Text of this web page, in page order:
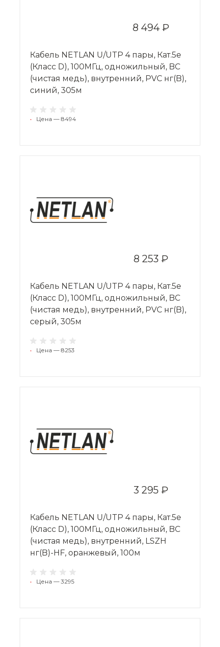
8 494 ₽
Кабель NETLAN U/UTP 4 пары, Кат.5e
(Класс D), 100МГц, одножильный, BC
(чистая медь), внутренний, PVC нг(B),
синий, 305м
• Цена — 8494
8 253 ₽
Кабель NETLAN U/UTP 4 пары, Кат.5e
(Класс D), 100МГц, одножильный, BC
(чистая медь), внутренний, PVC нг(B),
серый, 305м
• Цена — 8253
3 295 ₽
Кабель NETLAN U/UTP 4 пары, Кат.5e
(Класс D), 100МГц, одножильный, BC
(чистая медь), внутренний, LSZH
нг(B)-HF, оранжевый, 100м
• Цена — 3295